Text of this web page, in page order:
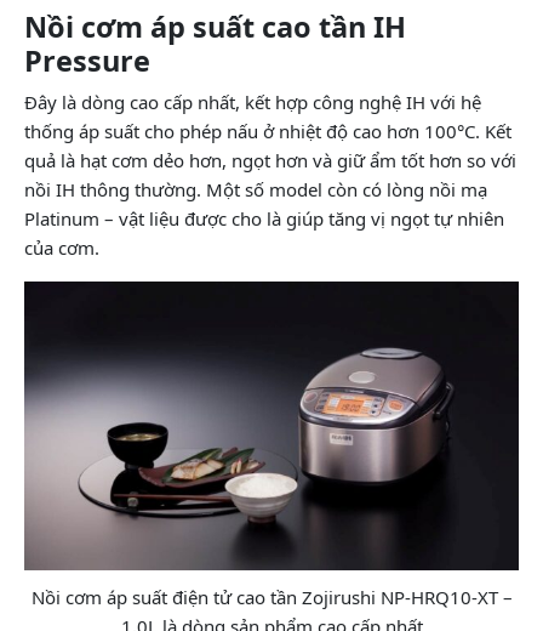
Nồi cơm áp suất cao tần IH
Pressure
Đây là dòng cao cấp nhất, kết hợp công nghệ IH với hệ
thống áp suất cho phép nấu ở nhiệt độ cao hơn 100°C. Kết
quả là hạt cơm dẻo hơn, ngọt hơn và giữ ẩm tốt hơn so với
nồi IH thông thường. Một số model còn có lòng nồi mạ
Platinum – vật liệu được cho là giúp tăng vị ngọt tự nhiên
của cơm.
Nồi cơm áp suất điện tử cao tần Zojirushi NP-HRQ10-XT –